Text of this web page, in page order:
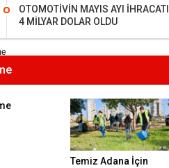
OTOMOTİVİN MAYIS AYI İHRACATI
4 MİLYAR DOLAR OLDU
Temiz Adana İçin
- Sağlık turizminde
Ulusumuz:
KEMAL ZEYBEK